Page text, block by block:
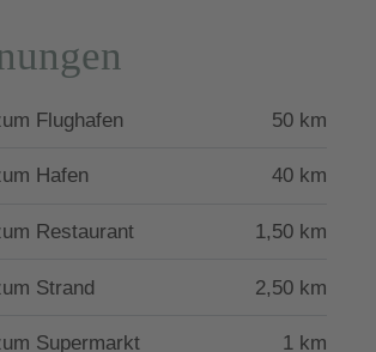
viele der Highlights Westkretas
zu werden. Nicht weit entfernt liegt
zu einer der fünf besten Strände in
mit seinem türkisblauen
von Elafonissi, mit weißen
von hier auch die
Flughafen 50 km
Hafen 40 km
Restaurant 1,50 km
Strand 2,50 km
Supermarkt 1 km